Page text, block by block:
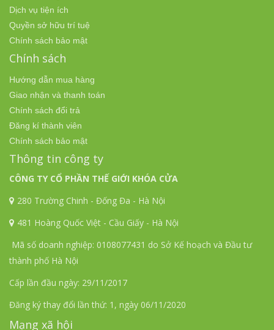
Dịch vụ tiện ích
Quyền sở hữu trí tuệ
Chính sách bảo mật
Chính sách
Hướng dẫn mua hàng
Giao nhận và thanh toán
Chính sách đổi trả
Đăng kí thành viên
Chính sách bảo mật
Thông tin công ty
CÔNG TY CỔ PHẦN THẾ GIỚI KHÓA CỬA
280 Trường Chinh - Đống Đa - Hà Nội
481 Hoàng Quốc Việt - Cầu Giấy - Hà Nội
Mã số doanh nghiệp: 0108077431 do Sở Kế hoạch và Đầu tư
thành phố Hà Nội
Cấp lần đầu ngày: 29/11/2017
Đăng ký thay đổi lần thứ: 1, ngày 06/11/2020
Mạng xã hội